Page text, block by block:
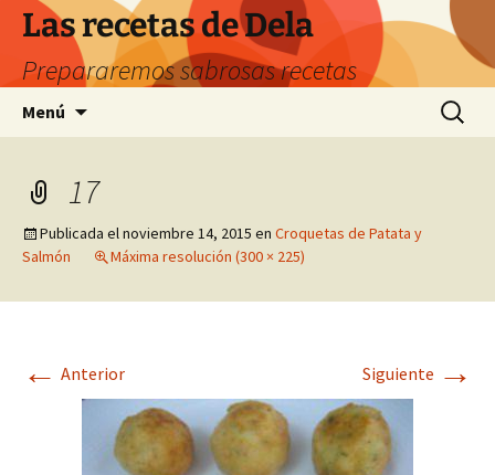
Saltar
contenido
Las recetas de Dela
Prepararemos sabrosas recetas
Menú Buscar:
17
Publicada elnoviembre 14, 2015 en Croquetas de Patata y
Salmón
Máxima resolución (300 × 225)
← Anterior Siguiente →